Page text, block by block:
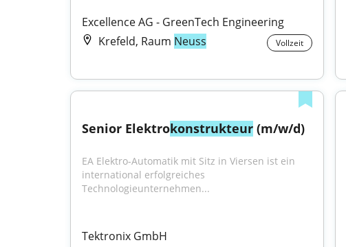
Excellence AG - GreenTech Engineering
Krefeld, Raum Neuss Vollzeit
Senior Elektrokonstrukteur (m/w/d)
EA Elektro-Automatik mit Sitz in Viersen ist ein
international erfolgreiches
Technologieunternehmen...
Tektronix GmbH